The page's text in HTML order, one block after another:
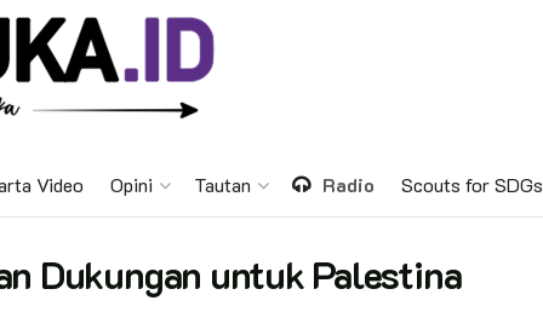
Video Opini Tautan Radio Scouts for SDGs
Dukungan untuk Palestina